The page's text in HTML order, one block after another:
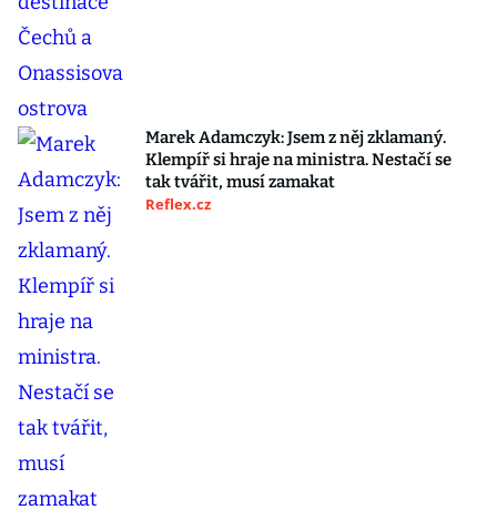
Marek Adamczyk: Jsem z něj zklamaný.
Klempíř si hraje na ministra. Nestačí se
tak tvářit, musí zamakat
Reflex.cz